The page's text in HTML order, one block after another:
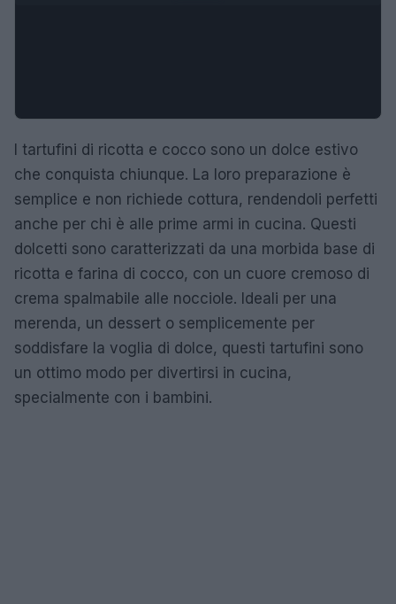
I tartufini di ricotta e cocco sono un dolce estivo
che conquista chiunque. La loro preparazione è
semplice e non richiede cottura, rendendoli perfetti
anche per chi è alle prime armi in cucina. Questi
dolcetti sono caratterizzati da una morbida base di
ricotta e farina di cocco, con un cuore cremoso di
crema spalmabile alle nocciole. Ideali per una
merenda, un dessert o semplicemente per
soddisfare la voglia di dolce, questi tartufini sono
un ottimo modo per divertirsi in cucina,
specialmente con i bambini.